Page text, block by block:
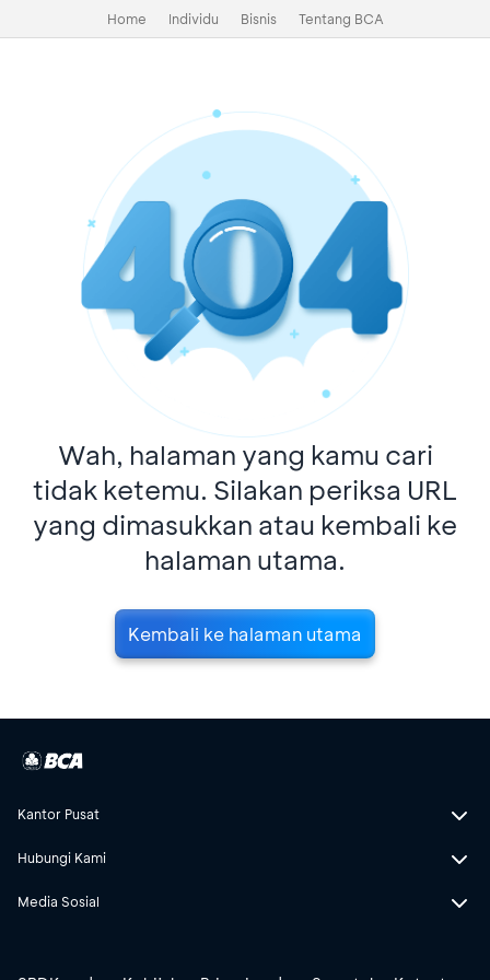
Home Individu Bisnis Tentang BCA
Wah, halaman yang kamu cari
tidak ketemu. Silakan periksa URL
yang dimasukkan atau kembali ke
halaman utama.
Kembali ke halaman utama
Kantor Pusat
Hubungi Kami
Media Sosial